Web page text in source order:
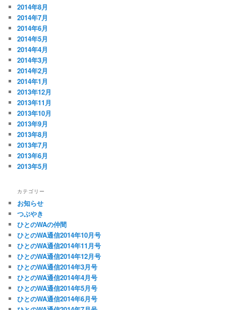
2014年8月
2014年7月
2014年6月
2014年5月
2014年4月
2014年3月
2014年2月
2014年1月
2013年12月
2013年11月
2013年10月
2013年9月
2013年8月
2013年7月
2013年6月
2013年5月
カテゴリー
お知らせ
つぶやき
ひとのWAの仲間
ひとのWA通信2014年10月号
ひとのWA通信2014年11月号
ひとのWA通信2014年12月号
ひとのWA通信2014年3月号
ひとのWA通信2014年4月号
ひとのWA通信2014年5月号
ひとのWA通信2014年6月号